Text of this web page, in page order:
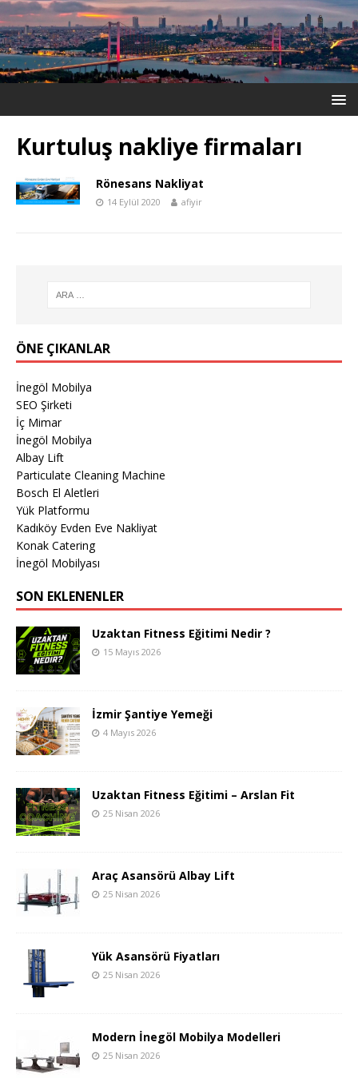
Kurtuluş nakliye firmaları
Rönesans Nakliyat
14 Eylül 2020 afiyir
ÖNE ÇIKANLAR
İnegöl Mobilya
SEO Şirketi
İç Mimar
İnegöl Mobilya
Albay Lift
Particulate Cleaning Machine
Bosch El Aletleri
Yük Platformu
Kadıköy Evden Eve Nakliyat
Konak Catering
İnegöl Mobilyası
SON EKLENENLER
Uzaktan Fitness Eğitimi Nedir ?
15 Mayıs 2026
İzmir Şantiye Yemeği
4 Mayıs 2026
Uzaktan Fitness Eğitimi – Arslan Fit
25 Nisan 2026
Araç Asansörü Albay Lift
25 Nisan 2026
Yük Asansörü Fiyatları
25 Nisan 2026
Modern İnegöl Mobilya Modelleri
25 Nisan 2026